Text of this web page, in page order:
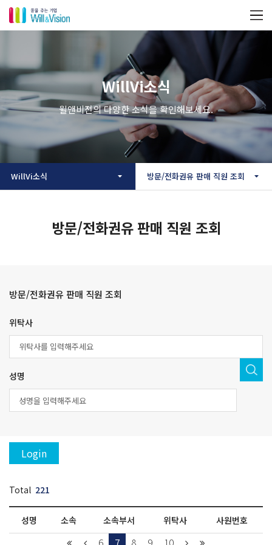
WillVi소식
윌앤비전의 다양한 소식을 확인해보세요.
WillVi소식 방문/전화권유 판매 직원 조회
방문/전화권유 판매 직원 조회
방문/전화권유 판매 직원 조회
위탁사
성명
Login
Total 221
성명 소속 소속부서 위탁사 사원번호
6 7 8 9 10